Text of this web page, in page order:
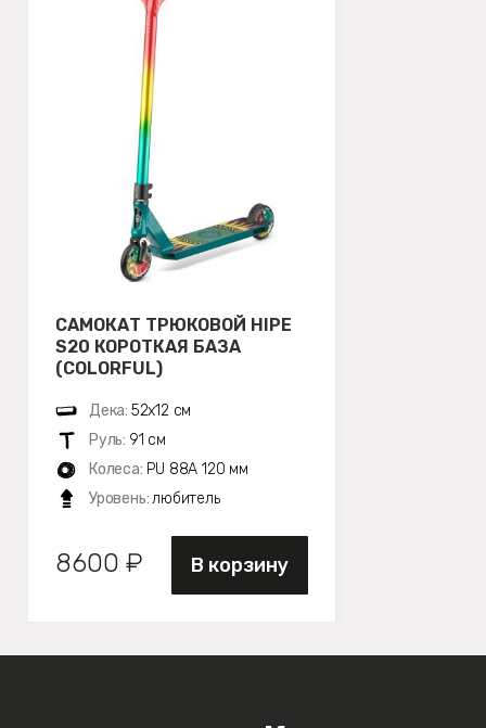
САМОКАТ ТРЮКОВОЙ HIPE
S20 КОРОТКАЯ БАЗА
(COLORFUL)
Дека: 52х12 см
Руль: 91 см
Колеса: PU 88A 120 мм
Уровень:любитель
8600 ₽ В корзину